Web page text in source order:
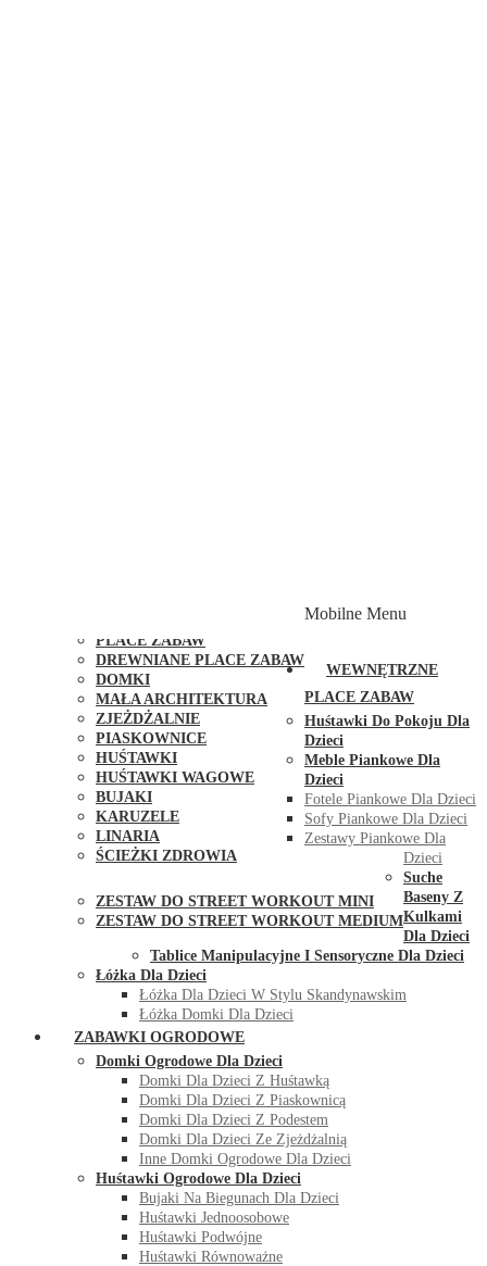
PLACE ZABAW
DREWNIANE PLACE ZABAW
DOMKI
MAŁA ARCHITEKTURA
ZJEŻDŻALNIE
PIASKOWNICE
HUŚTAWKI
HUŚTAWKI WAGOWE
BUJAKI
KARUZELE
LINARIA
ŚCIEŻKI ZDROWIA
ZESTAW DO STREET WORKOUT MINI
ZESTAW DO STREET WORKOUT MEDIUM
Mobilne Menu
WEWNĘTRZNE
PLACE ZABAW
Huśtawki Do Pokoju Dla
Dzieci
Meble Piankowe Dla
Dzieci
Fotele Piankowe Dla Dzieci
Sofy Piankowe Dla Dzieci
Zestawy Piankowe Dla
Dzieci
Suche
Baseny Z
Kulkami
Dla Dzieci
Tablice Manipulacyjne I Sensoryczne Dla Dzieci
Łóżka Dla Dzieci
Łóżka Dla Dzieci W Stylu Skandynawskim
Łóżka Domki Dla Dzieci
ZABAWKI OGRODOWE
Domki Ogrodowe Dla Dzieci
Domki Dla Dzieci Z Huśtawką
Domki Dla Dzieci Z Piaskownicą
Domki Dla Dzieci Z Podestem
Domki Dla Dzieci Ze Zjeżdżalnią
Inne Domki Ogrodowe Dla Dzieci
Huśtawki Ogrodowe Dla Dzieci
Bujaki Na Biegunach Dla Dzieci
Huśtawki Jednoosobowe
Huśtawki Podwójne
Huśtawki Równoważne